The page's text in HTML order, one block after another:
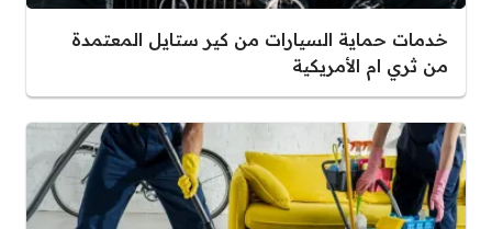
خدمات حماية السيارات من كير ستايل المعتمدة
من ثري ام الأمريكية